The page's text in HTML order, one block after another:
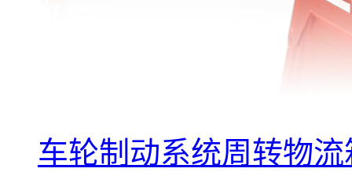
车轮制动系统周转物流